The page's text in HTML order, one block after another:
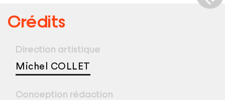
Crédits
Direction artistique
Michel COLLET
Conception rédaction